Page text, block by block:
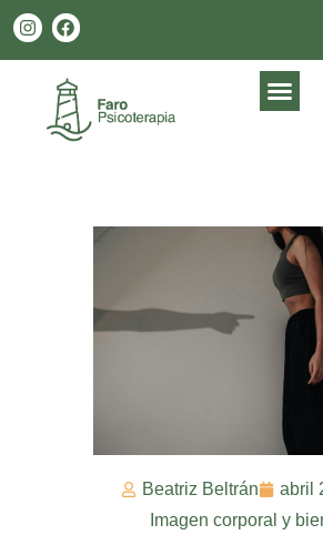
Beatriz Beltrán
abril
Imagen corporal y